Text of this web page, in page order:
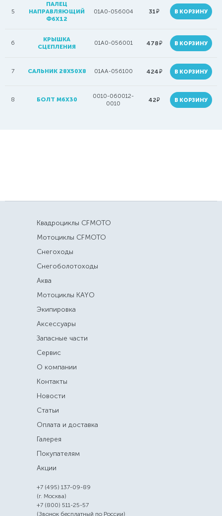
5
ПАЛЕЦ
НАПРАВЛЯЮЩИЙ
Ф6Х12
01A0-056004 31руб. В КОРЗИНУ
6
КРЫШКА
СЦЕПЛЕНИЯ
01A0-056001 478руб. В КОРЗИНУ
7 САЛЬНИК 28Х50Х8 01AA-056100 424руб. В КОРЗИНУ
8 БОЛТ M6X30
0010-060012-
0010
42руб. В КОРЗИНУ
Квадроциклы CFMOTO
Мотоциклы CFMOTO
Снегоходы
Снегоболотоходы
Аква
Мотоциклы KAYO
Экипировка
Аксессуары
Запасные части
Сервис
О компании
Контакты
Новости
Статьи
Оплата и доставка
Галерея
Покупателям
Акции
+7 (495) 137-09-89
(г. Москва)
+7 (800) 511-25-57
(Звонок бесплатный по России)